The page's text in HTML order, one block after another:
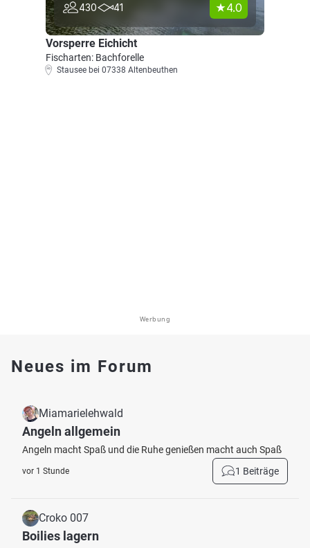
430 41 4.0
Vorsperre Eichicht
Fischarten: Bachforelle
Stausee bei 07338 Altenbeuthen
Werbung
Neues im Forum
Miamarielehwald
Angeln allgemein
Angeln macht Spaß und die Ruhe genießen macht auch Spaß
vor 1 Stunde 1 Beiträge
Croko 007
Boilies lagern